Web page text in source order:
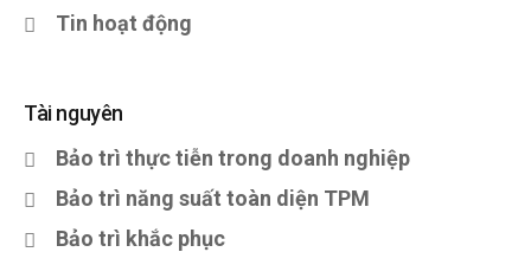
Tin hoạt động
Tài nguyên
Bảo trì thực tiễn trong doanh nghiệp
Bảo trì năng suất toàn diện TPM
Bảo trì khắc phục